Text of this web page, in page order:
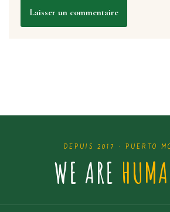
DEPUIS 2017 · PUERTO
WE ARE